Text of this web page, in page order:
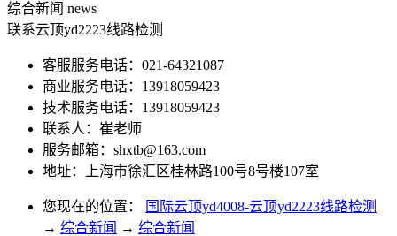
综合新闻 news
联系云顶yd2223线路检测
客服服务电话：021-64321087
商业服务电话：13918059423
技术服务电话：13918059423
联系人：崔老师
服务邮箱： shxtb@163.com
地址：上海市徐汇区桂林路100号8号楼107室
您现在的位置：
国际云顶yd4008-云顶yd2223线路检测
→ 综合新闻 → 综合新闻